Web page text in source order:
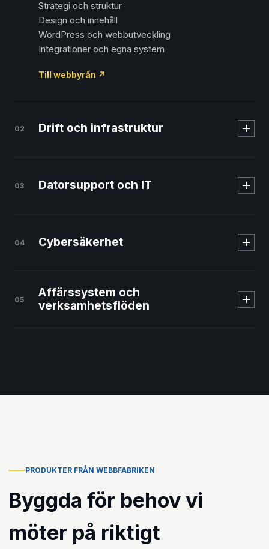
Strategi och struktur
Design och innehåll
WordPress och webbutveckling
Integrationer och egna system
Till webbyrån ↗
02 Drift och infrastruktur
03 Datorsupport och IT
04 Cybersäkerhet
05
Affärssystem och
verksamhetsflöden
PRODUKTER FRÅN WEBBFABRIKEN
Byggda för behov vi
möter på riktigt